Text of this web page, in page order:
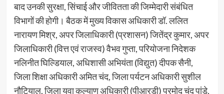
बाद उनकी सुरक्षा, सिंचाई और जीवितता की जिम्मेदारी संबंधित
विभागों की होगी। बैठक में मुख्य विकास अधिकारी डॉ. ललित
नारायण मिश्र, अपर जिलाधिकारी (प्रशासन) जितेंद्र कुमार, अपर
जिलाधिकारी (वित्त एवं राजस्व) वैभव गुप्ता, परियोजना निदेशक
नलिनीत घिल्डियाल, अधिशासी अभियंता (विद्युत) दीपक सैनी,
जिला शिक्षा अधिकारी अमित चंद, जिला पर्यटन अधिकारी सुशील
नौटियाल, जिला युवा कल्याण अधिकारी (पीआरडी) प्रमोद चंद पांडे,